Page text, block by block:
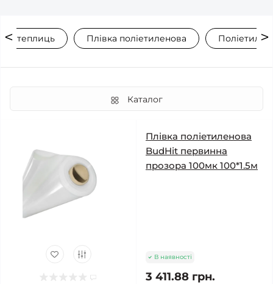
теплиць Плівка поліетиленова
Каталог
Плівка поліетиленова
BudHit первинна
прозора 100мк 100*1.5м
В наявності
3 411.88 грн.